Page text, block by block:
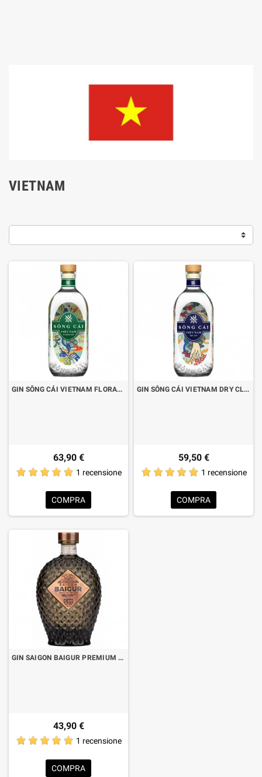
VIETNAM
GIN SÔNG CÁI VIETNAM FLORAL CL.70
63,90 €
1 recensione
COMPRA
GIN SÔNG CÁI VIETNAM DRY CL.70
59,50 €
1 recensione
COMPRA
GIN SAIGON BAIGUR PREMIUM DRY CL.70
43,90 €
1 recensione
COMPRA